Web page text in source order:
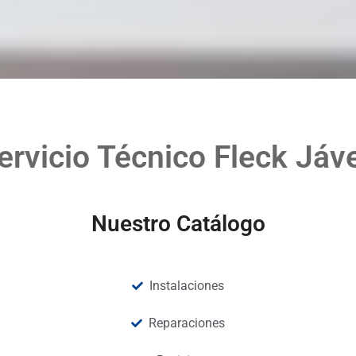
Técnico Fleck
Nuestro Catálogo
Instalaciones
Reparaciones